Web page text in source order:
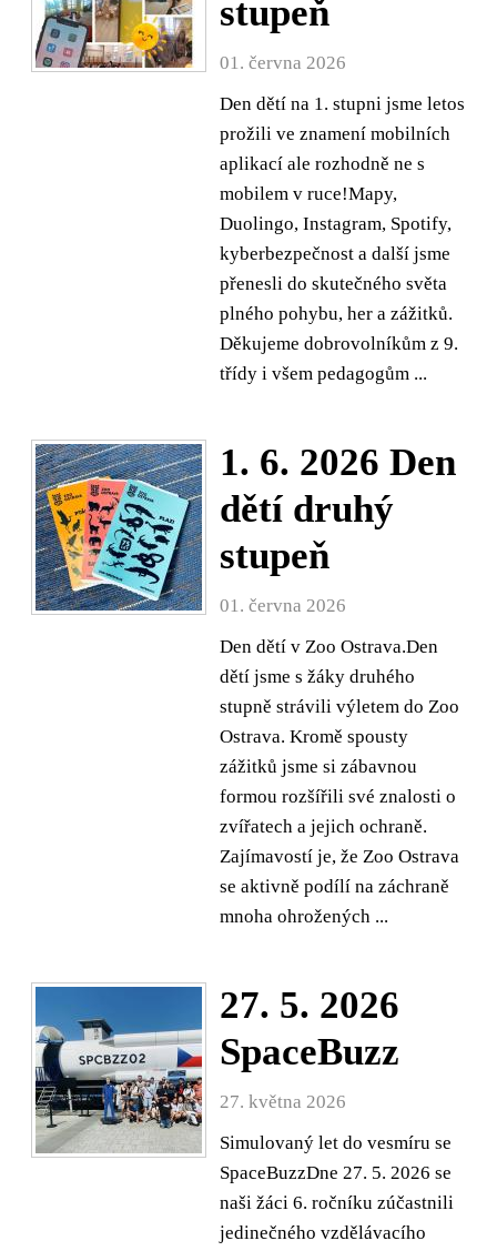
stupeň
01. června 2026
Den dětí na 1. stupni jsme letos
prožili ve znamení mobilních
aplikací ale rozhodně ne s
mobilem v ruce!Mapy,
Duolingo, Instagram, Spotify,
kyberbezpečnost a další jsme
přenesli do skutečného světa
plného pohybu, her a zážitků.
Děkujeme dobrovolníkům z 9.
třídy i všem pedagogům ...
1. 6. 2026 Den
dětí druhý
stupeň
01. června 2026
Den dětí v Zoo Ostrava.Den
dětí jsme s žáky druhého
stupně strávili výletem do Zoo
Ostrava. Kromě spousty
zážitků jsme si zábavnou
formou rozšířili své znalosti o
zvířatech a jejich ochraně.
Zajímavostí je, že Zoo Ostrava
se aktivně podílí na záchraně
mnoha ohrožených ...
27. 5. 2026
SpaceBuzz
27. května 2026
Simulovaný let do vesmíru se
SpaceBuzzDne 27. 5. 2026 se
naši žáci 6. ročníku zúčastnili
jedinečného vzdělávacího